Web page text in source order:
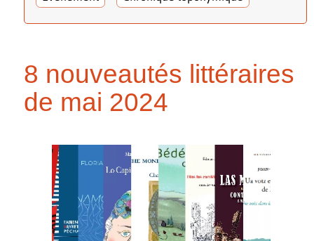
8 nouveautés littéraires
de mai 2024